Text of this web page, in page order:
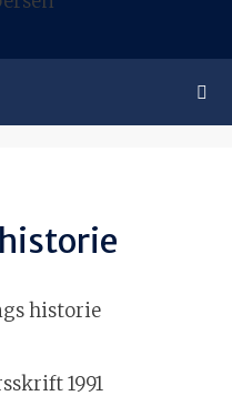
historie
1991